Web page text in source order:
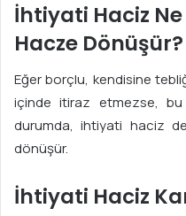
İhtiyati Haciz
Hacze Dönüşür?
Eğer borçlu, kendisine
içinde itiraz etmezse,
durumda, ihtiyati haciz
dönüşür.
İhtiyati Haciz